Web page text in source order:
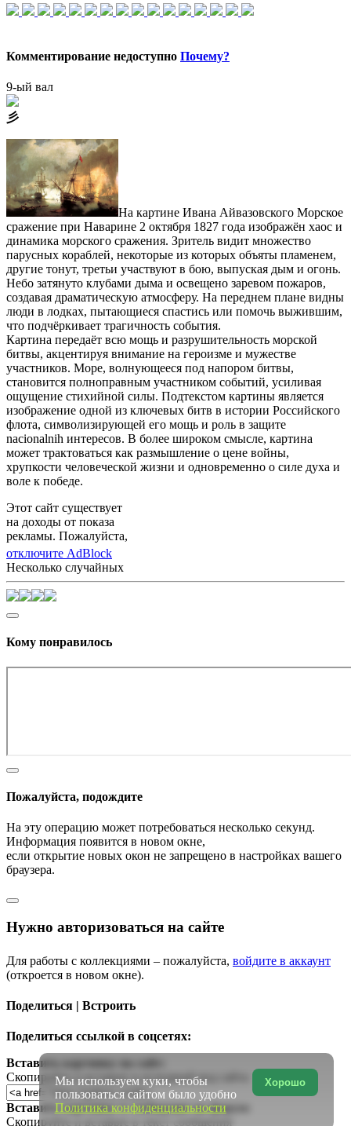
Комментирование недоступно Почему?
9-ый вал
⼺
На картине Ивана Айвазовского Морское
сражение при Наварине 2 октября 1827 года изображён хаос и
динамика морского сражения. Зритель видит множество
парусных кораблей, некоторые из которых объяты пламенем,
другие тонут, третьи участвуют в бою, выпуская дым и огонь.
Небо затянуто клубами дыма и освещено заревом пожаров,
создавая драматическую атмосферу. На переднем плане видны
люди в лодках, пытающиеся спастись или помочь выжившим,
что подчёркивает трагичность события.
Картина передаёт всю мощь и разрушительность морской
битвы, акцентируя внимание на героизме и мужестве
участников. Море, волнующееся под напором битвы,
становится полноправным участником событий, усиливая
ощущение стихийной силы. Подтекстом картины является
изображение одной из ключевых битв в истории Российского
флота, символизирующей его мощь и роль в защите
nacionalnih интересов. В более широком смысле, картина
может трактоваться как размышление о цене войны,
хрупкости человеческой жизни и одновременно о силе духа и
воле к победе.
Этот сайт существует
на доходы от показа
рекламы. Пожалуйста,
отключите AdBlock
Несколько случайных
Кому понравилось
Пожалуйста, подождите
На эту операцию может потребоваться несколько секунд.
Информация появится в новом окне,
если открытие новых окон не запрещено в настройках вашего
браузера.
Нужно авторизоваться на сайте
Для работы с коллекциями – пожалуйста, войдите в аккаунт
(откроется в новом окне).
Поделиться | Встроить
Поделиться ссылкой в соцсетях:
Вставить картинку на сайт:
Скопируйте и вставьте в исходный код сайта
Вставить картинку в сообщение на форум:
Скопируйте и вставьте в текст сообщения
Хорошо
Мы используем куки, чтобы
пользоваться сайтом было удобно
Политика конфиденциальности